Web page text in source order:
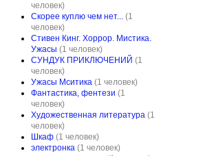
человек)
Скорее куплю чем нет... (1
человек)
Стивен Кинг. Хоррор. Мистика.
Ужасы (1 человек)
СУНДУК ПРИКЛЮЧЕНИЙ (1
человек)
Ужасы Мситика (1 человек)
Фантастика, фентези (1
человек)
Художественная литература (1
человек)
Шкаф (1 человек)
электронка (1 человек)